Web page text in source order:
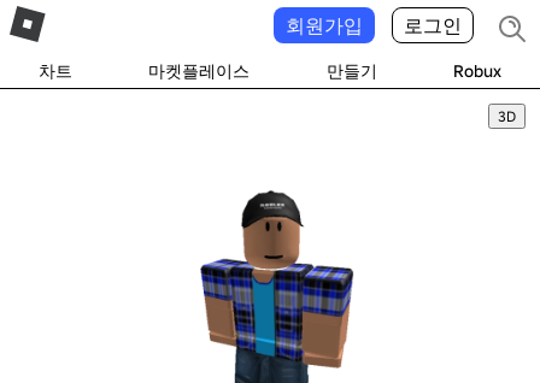
차트 마켓플레이스 만들기 Robux
회원가입 로그인
3D